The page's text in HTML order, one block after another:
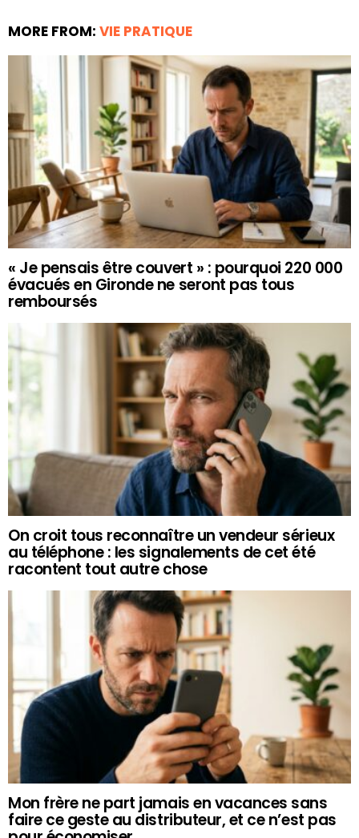
MORE FROM: VIE PRATIQUE
« Je pensais être couvert » : pourquoi 220 000
évacués en Gironde ne seront pas tous
remboursés
On croit tous reconnaître un vendeur sérieux
au téléphone : les signalements de cet été
racontent tout autre chose
Mon frère ne part jamais en vacances sans
faire ce geste au distributeur, et ce n’est pas